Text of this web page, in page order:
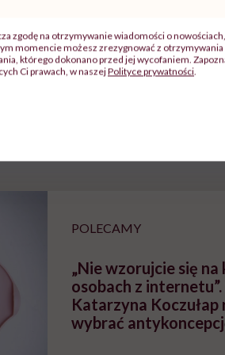
u
Wkrótce nowa
atakach paniki.
POLECAMY
„Nie wzorujcie się na
osobach z
Katarzyna Koczułap
wybrać
zgodę na otrzymywanie wiadomości o
momencie możesz zrezygnować z
którego dokonano przed jej wycofaniem.
Ci prawach, w naszejPolityce prywatności.